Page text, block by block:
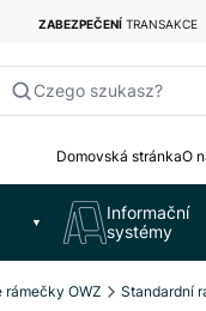
ZABEZPEČENÍ TRANSAKCE
Czego szukasz?
Domovská stránkaO
▼
Informační
systémy
rámečky OWZ Standardní